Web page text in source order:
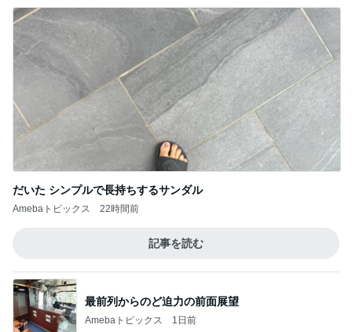
だいた シンプルで長持ちするサンダル
Amebaトピックス 22時間前
記事を読む
最前列からのど迫力の前面展望
Amebaトピックス 1日前